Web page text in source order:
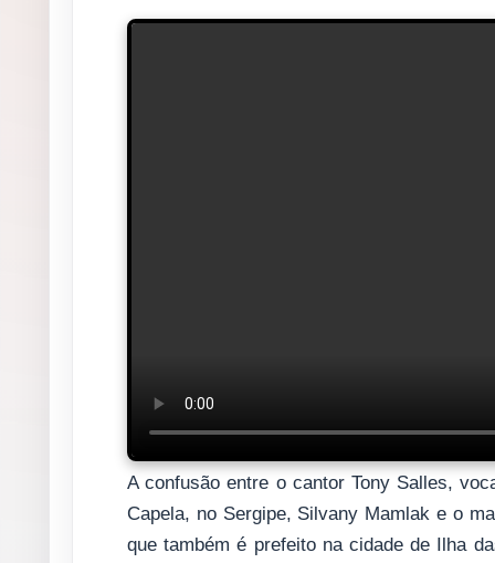
A confusão entre o cantor Tony Salles,
Capela, no Sergipe, Silvany Mamlak e o
que também é prefeito na cidade de Ilha